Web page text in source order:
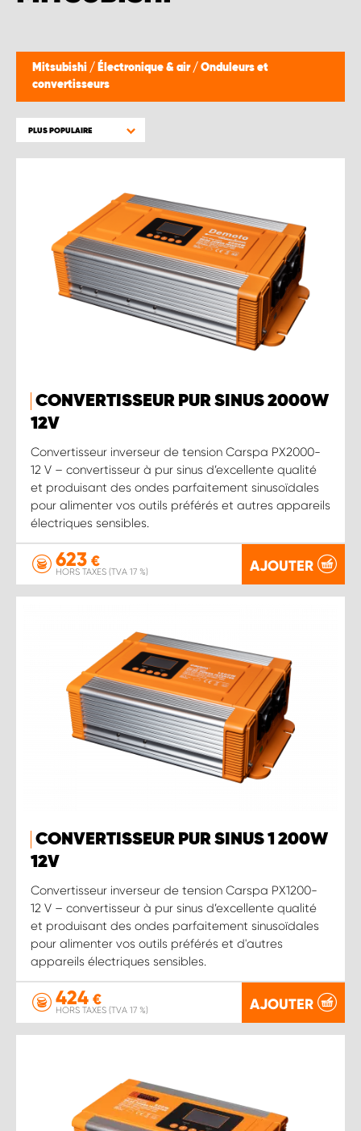
Mitsubishi / Électronique & air / Onduleurs et
convertisseurs
PLUS POPULAIRE
CONVERTISSEUR PUR SINUS 2000W
12 V
Convertisseur inverseur de tension Carspa PX2000-
12 V – convertisseur à pur sinus d’excellente qualité
et produisant des ondes parfaitement sinusoïdales
pour alimenter vos outils préférés et autres appareils
électriques sensibles.
623 €
HORS TAXES (TVA 17 %) AJOUTER
CONVERTISSEUR PUR SINUS 1 200W
12V
Convertisseur inverseur de tension Carspa PX1200-
12 V – convertisseur à pur sinus d’excellente qualité
et produisant des ondes parfaitement sinusoïdales
pour alimenter vos outils préférés et d'autres
appareils électriques sensibles.
424 €
HORS TAXES (TVA 17 %) AJOUTER